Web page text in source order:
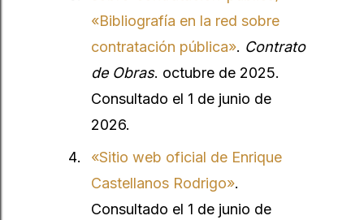
«Bibliografía en la red sobre
contratación pública». Contrato
de Obras. octubre de 2025.
Consultado el 1 de junio de
2026.
«Sitio web oficial de Enrique
Castellanos Rodrigo».
Consultado el 1 de junio de